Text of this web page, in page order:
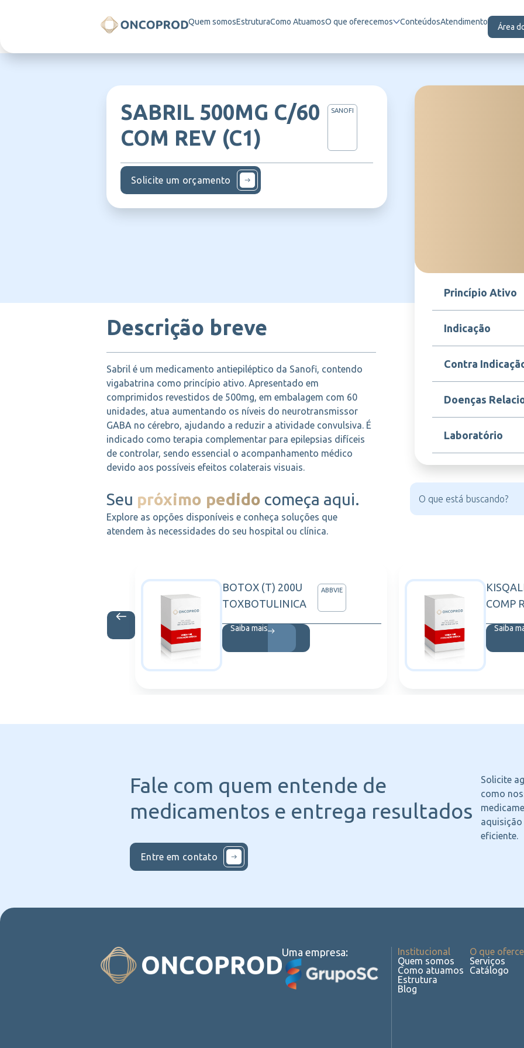
Quem somosEstruturaComo AtuamosO que oferecemos ConteúdosAtendimento
Área
SABRIL 500MG C/60
COM REV (C1)
SANOFI
Solicite um orçamento
Princípio Ativo
Vigabatrina
Indicação
Sabril é indicado para
especialmente para
do tipo ausência em
medicamentos
Contra
Contraindicado em
vigabatrina ou a
ser evitado em
lactação deve ser
Doenças
Epilepsia, Crises
infantil, Distúrbios
Convulsões
Laboratório
SANOFI
Descrição breve
Sabril é um medicamento antiepiléptico da Sanofi, contendo
vigabatrina como princípio ativo. Apresentado em
comprimidos revestidos de 500mg, em embalagem com 60
unidades, atua aumentando os níveis do neurotransmissor
GABA no cérebro, ajudando a reduzir a atividade convulsiva. É
indicado como terapia complementar para epilepsias difíceis
de controlar, sendo essencial o acompanhamento médico
devido aos possíveis efeitos colaterais visuais.
Seu próximo pedido começa aqui.
Explore as opções disponíveis e conheça soluções que
atendem às necessidades do seu hospital ou clínica.
BOTOX (T) 200U
TOXBOTULINICA
ABBVIE
Saiba mais
COMP
Saiba
Fale com quem entende de
medicamentos e entrega resultados
Solicite
como
aquisição
eficiente.
Entre em contato
Uma empresa:
Institucional
Quem somos
Como atuamos
Estrutura
Blog
O que
Serviços
Catálogo